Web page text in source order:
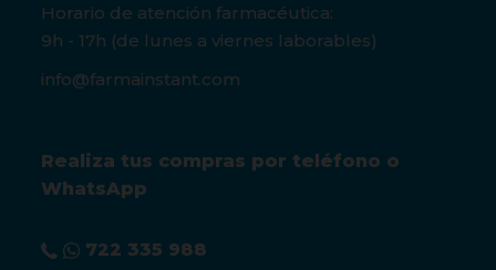
Horario de atención farmacéutica:
9h - 17h (de lunes a viernes laborables)
info@farmainstant.com
Realiza tus compras por teléfono o
WhatsApp
722 335 988